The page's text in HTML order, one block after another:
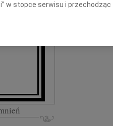
w stopce serwisu i przechodząc
jest także za pomocą
osobowe w następujących celach:
urządzenia do celów
reklamy i treści,